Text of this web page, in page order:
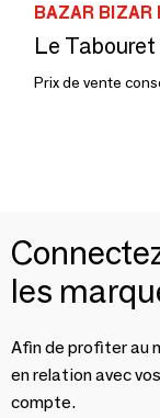
BAZAR BIZAR
Le
Prix de vente
les
Afin de profiter au
en relation avec
compte.